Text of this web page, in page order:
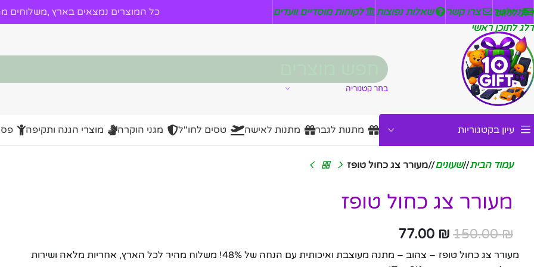
דלג לניווט
דלג לתוכן ראשי
ניזלטר צרו קשר שאלות נפוצות לקוחות מוסדיים וועדים כל המוצרים נמצאים בארץ ,משלוחים
בחר קטגוריה
עיון בקטגוריות מתנות לגבר מתנות לאישה טסים לחו"ל מגני הוקרה מוצרי הגנה ותקיפה
עמוד הבית/ שעונים/ מעורר צג כחול טופז
מעורר צג כחול טופז
150.00₪
77.00 ₪
מעורר צג כחול טופז – צהוב – מתנה מעוצבת ואיכותית עם הנחה של 48%! משלוח מהיר לכל הארץ, אחריות מלאה ושירות